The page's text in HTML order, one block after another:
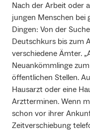
Nach der Arbeit oder
jungen Menschen bei
Dingen: Von der
Deutschkurs bis zum
verschiedene Ämter.
Neuankömmlinge
öffentlichen Stellen.
Hausarzt oder eine
Arztterminen. Wenn
schon vor ihrer
Zeitverschiebung